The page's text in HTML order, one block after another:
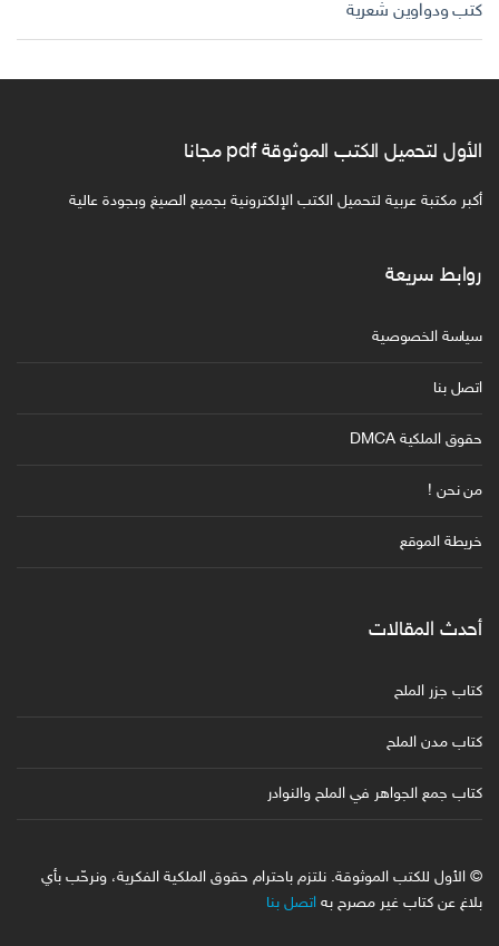
كتب ودواوين شعرية
الأول لتحميل الكتب الموثوقة pdf مجانا
أكبر مكتبة عربية لتحميل الكتب الإلكترونية بجميع الصيغ وبجودة عالية
روابط سريعة
سياسة الخصوصية
اتصل بنا
حقوق الملكية DMCA
من نحن !
خريطة الموقع
أحدث المقالات
كتاب جزر الملح
كتاب مدن الملح
كتاب جمع الجواهر في الملح والنوادر
© الأول للكتب الموثوقة. نلتزم باحترام حقوق الملكية الفكرية، ونرحّب بأي
بلاغ عن كتاب غير مصرح به اتصل بنا